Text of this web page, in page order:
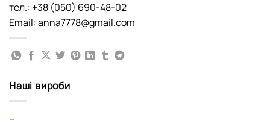
тел.: +38 (050) 690-48-02
Email: anna7778@gmail.com
Наші вироби